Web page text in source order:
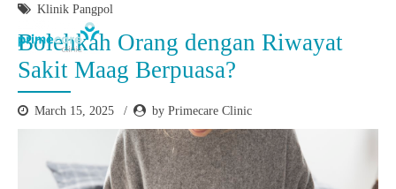
Klinik Pangpol
Bolehkah Orang dengan Riwayat
Sakit Maag Berpuasa?
March 15, 2025 by Primecare Clinic